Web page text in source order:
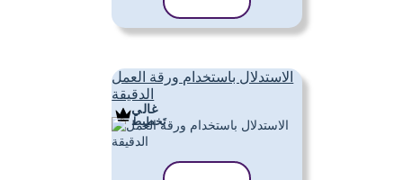
الاستدلال باستخدام ورقة العمل
الدقيقة
غالي
تَخطِيط